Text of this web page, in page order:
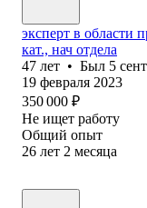
эксперт в области
кат., нач отдела
47 лет • Был 5
19 февраля 2023
350 000 ₽
Не ищет работу
Общий опыт
26 лет 2 месяца